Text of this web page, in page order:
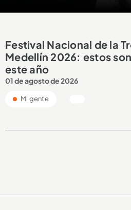
Festival Nacional de la
Medellín 2026: estos
este año
01 de agosto de 2026
Mi gente